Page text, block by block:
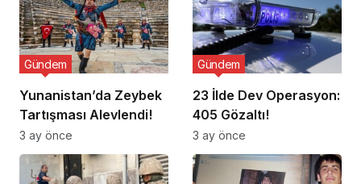
Yunanistan’da Zeybek
Tartışması Alevlendi!
Gündem
3 ay önce
23 İlde Dev Operasyon:
405 Gözaltı!
Gündem
3 ay önce